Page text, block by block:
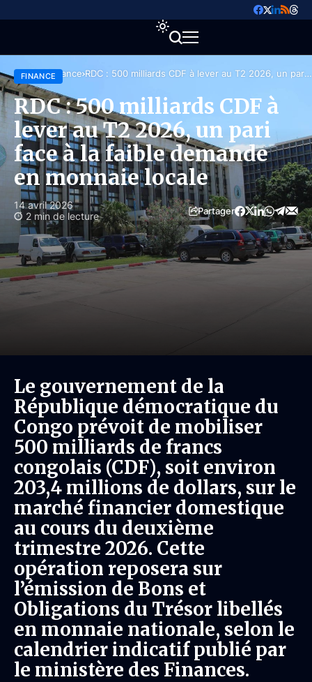
Accueil Finance RDC : 500 milliards CDF à lever au T2 2026, un pari
FINANCE
RDC : 500 milliards CDF à
lever au T2 2026, un pari
face à la faible demande
en monnaie locale
14 avril 2026
2 min de lecture
Partager
Le gouvernement de la
République démocratique du
Congo prévoit de mobiliser
500 milliards de francs
congolais (CDF), soit environ
203,4 millions de dollars, sur le
marché financier domestique
au cours du deuxième
trimestre 2026. Cette
opération reposera sur
l’émission de Bons et
Obligations du Trésor libellés
en monnaie nationale, selon le
calendrier indicatif publié par
le ministère des Finances.